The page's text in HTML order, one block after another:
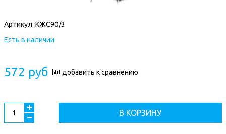
Артикул: КЖС90/3
Есть в наличии
572 руб добавить к сравнению
В КОРЗИНУ